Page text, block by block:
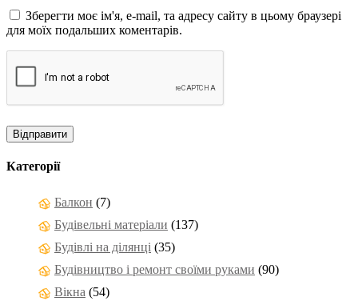
Зберегти моє ім'я, e-mail, та адресу сайту в цьому браузері
для моїх подальших коментарів.
Категорії
Балкон (7)
Будівельні матеріали (137)
Будівлі на ділянці (35)
Будівництво і ремонт своїми руками (90)
Вікна (54)